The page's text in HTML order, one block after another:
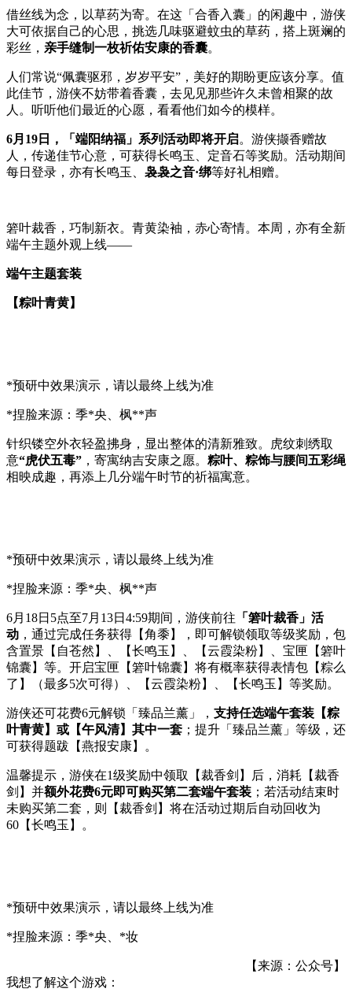
借丝线为念，以草药为寄。在这「合香入囊」的闲趣中，游侠
大可依据自己的心思，挑选几味驱避蚊虫的草药，搭上斑斓的
彩丝， 亲手缝制一枚祈佑安康的香囊。
人们常说“佩囊驱邪，岁岁平安”，美好的期盼更应该分享。值
此佳节，游侠不妨带着香囊，去见见那些许久未曾相聚的故
人。听听他们最近的心愿，看看他们如今的模样。
6月19日，「端阳纳福」系列活动即将开启。游侠撷香赠故
人，传递佳节心意，可获得长鸣玉、定音石等奖励。活动期间
每日登录，亦有长鸣玉、 袅袅之音·绑等好礼相赠。
箬叶裁香，巧制新衣。青黄染袖，赤心寄情。本周，亦有全新
端午主题外观上线——
端午主题套装
【粽叶青黄】
*预研中效果演示，请以最终上线为准
*捏脸来源：季*央、枫**声
针织镂空外衣轻盈拂身，显出整体的清新雅致。虎纹刺绣取
意“虎伏五毒” ，寄寓纳吉安康之愿。 粽叶、粽饰与腰间五彩绳
相映成趣，再添上几分端午时节的祈福寓意。
*预研中效果演示，请以最终上线为准
*捏脸来源：季*央、枫**声
6月18日5点至7月13日4:59期间，游侠前往 「箬叶裁香」活
动 ，通过完成任务获得【角黍】，即可解锁领取等级奖励，包
含置景【自苍然】、【长鸣玉】、【云霞染粉】、宝匣【箬叶
锦囊】等。开启宝匣【箬叶锦囊】将有概率获得表情包【粽么
了】（最多5次可得）、【云霞染粉】、【长鸣玉】等奖励。
游侠还可花费6元解锁「臻品兰薰」， 支持任选端午套装【粽
叶青黄】或【午风清】其中一套 ；提升「臻品兰薰」等级，还
可获得题跋【燕报安康】。
温馨提示，游侠在1级奖励中领取【裁香剑】后，消耗【裁香
剑】并额外花费6元即可购买第二套端午套装 ；若活动结束时
未购买第二套，则【裁香剑】将在活动过期后自动回收为
60【长鸣玉】。
*预研中效果演示，请以最终上线为准
*捏脸来源：季*央、*妆
【来源：公众号】
我想了解这个游戏：